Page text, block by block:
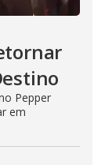
Pepper
em